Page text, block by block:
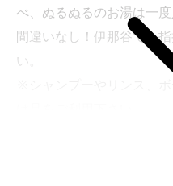
べ、ぬるぬるのお湯は一
間違いなし！伊那谷でも
い。